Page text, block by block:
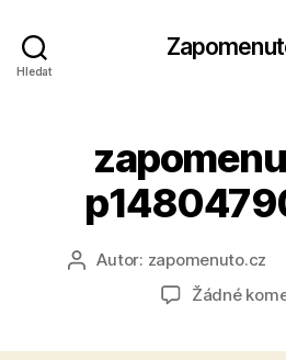
Hledat
AutorAutor: zapomenuto.cz
Žádné